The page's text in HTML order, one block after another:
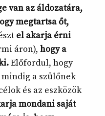
van az áldozatára,
megtartsa őt,
el akarja érni
áron), hogy a
Előfordul, hogy
a szülőnek
és az eszközök
mondani saját